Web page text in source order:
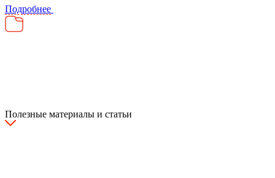
Подробнее
Полезные материалы и статьи